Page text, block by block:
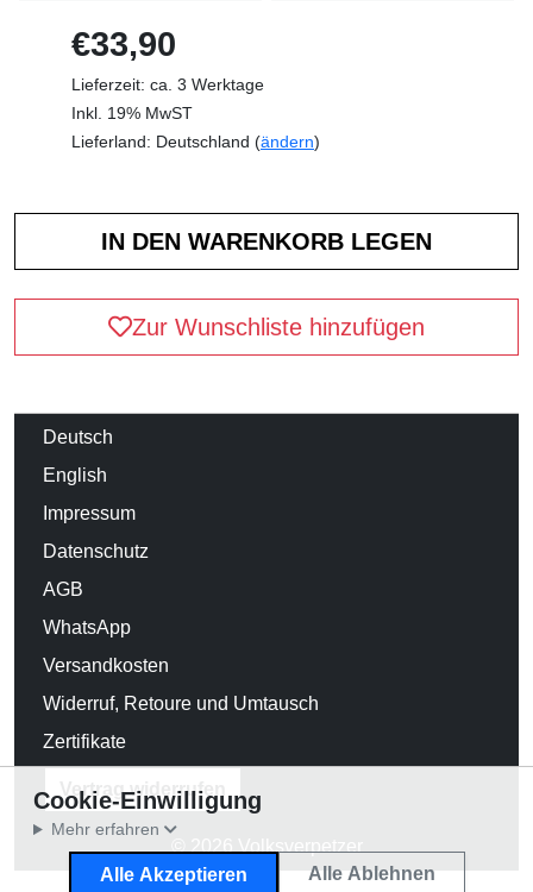
€33,90
Lieferzeit: ca. 3 Werktage
Inkl. 19% MwST
Lieferland: Deutschland (ändern)
Zur Wunschliste hinzufügen
Deutsch
English
Impressum
Datenschutz
AGB
WhatsApp
Versandkosten
Widerruf, Retoure und Umtausch
Zertifikate
Vertrag widerrufen
© 2026 Volksverpetzer
Cookie-Einwilligung
Mehr erfahren
Alle Akzeptieren Alle Ablehnen